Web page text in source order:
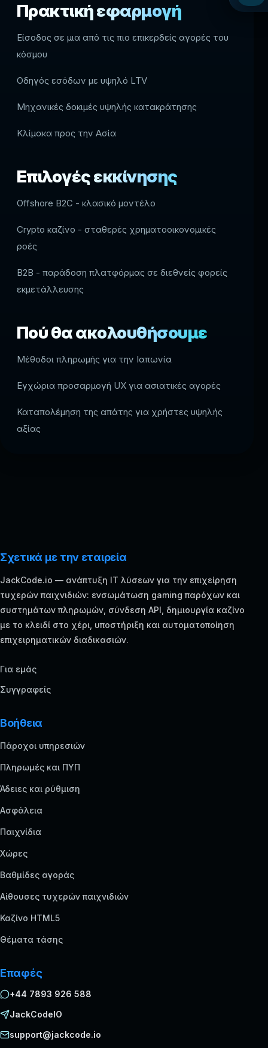
Πρακτική εφαρμογή
Είσοδος σε μια από τις πιο επικερδείς αγορές του
κόσμου
Οδηγός εσόδων με υψηλό LTV
Μηχανικές δοκιμές υψηλής κατακράτησης
Κλίμακα προς την Ασία
Επιλογές εκκίνησης
Offshore B2C - κλασικό μοντέλο
Crypto καζίνο - σταθερές χρηματοοικονομικές
ροές
B2B - παράδοση πλατφόρμας σε διεθνείς φορείς
εκμετάλλευσης
Πού θα ακολουθήσουμε
Μέθοδοι πληρωμής για την Ιαπωνία
Εγχώρια προσαρμογή UX για ασιατικές αγορές
Καταπολέμηση της απάτης για χρήστες υψηλής
αξίας
Σχετικά με την εταιρεία
JackCode.io — ανάπτυξη IT λύσεων για την επιχείρηση
τυχερών παιχνιδιών: ενσωμάτωση gaming παρόχων και
συστημάτων πληρωμών, σύνδεση API, δημιουργία καζίνο
με το κλειδί στο χέρι, υποστήριξη και αυτοματοποίηση
επιχειρηματικών διαδικασιών.
Για εμάς
Συγγραφείς
Βοήθεια
Πάροχοι υπηρεσιών
Πληρωμές και ΠΥΠ
Άδειες και ρύθμιση
Ασφάλεια
Παιχνίδια
Χώρες
Βαθμίδες αγοράς
Αίθουσες τυχερών παιχνιδιών
Καζίνο HTML5
Θέματα τάσης
Επαφές
+44 7893 926 588
JackCodeIO
support@jackcode.io